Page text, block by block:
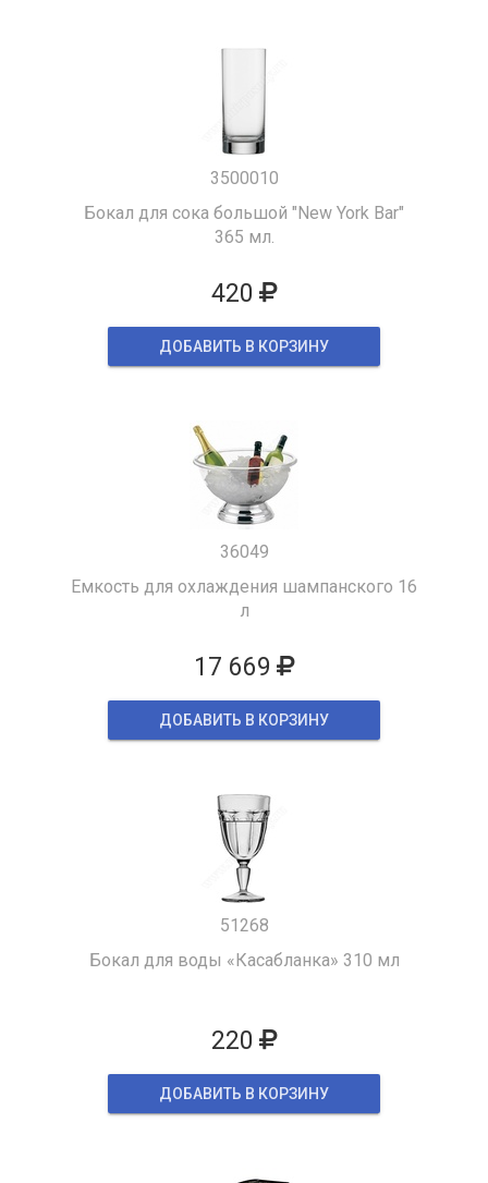
3500010
Бокал для сока большой "New York Bar"
365 мл.
420
ДОБАВИТЬ В КОРЗИНУ
36049
Емкость для охлаждения шампанского 16
л
17 669
ДОБАВИТЬ В КОРЗИНУ
51268
Бокал для воды «Касабланка» 310 мл
220
ДОБАВИТЬ В КОРЗИНУ